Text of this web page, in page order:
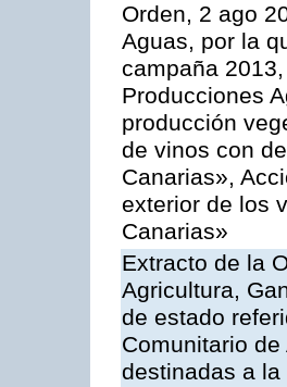
Orden, 2 ago
Aguas, por la
campaña
Producciones
producción
de vinos con
Canarias»,
exterior de los
Canarias»
Extracto de la
Agricultura,
de estado
Comunitario
destinadas a